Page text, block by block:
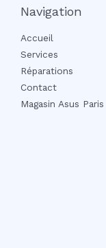
Navigation
Accueil
Services
Réparations
Contact
Magasin Asus Paris